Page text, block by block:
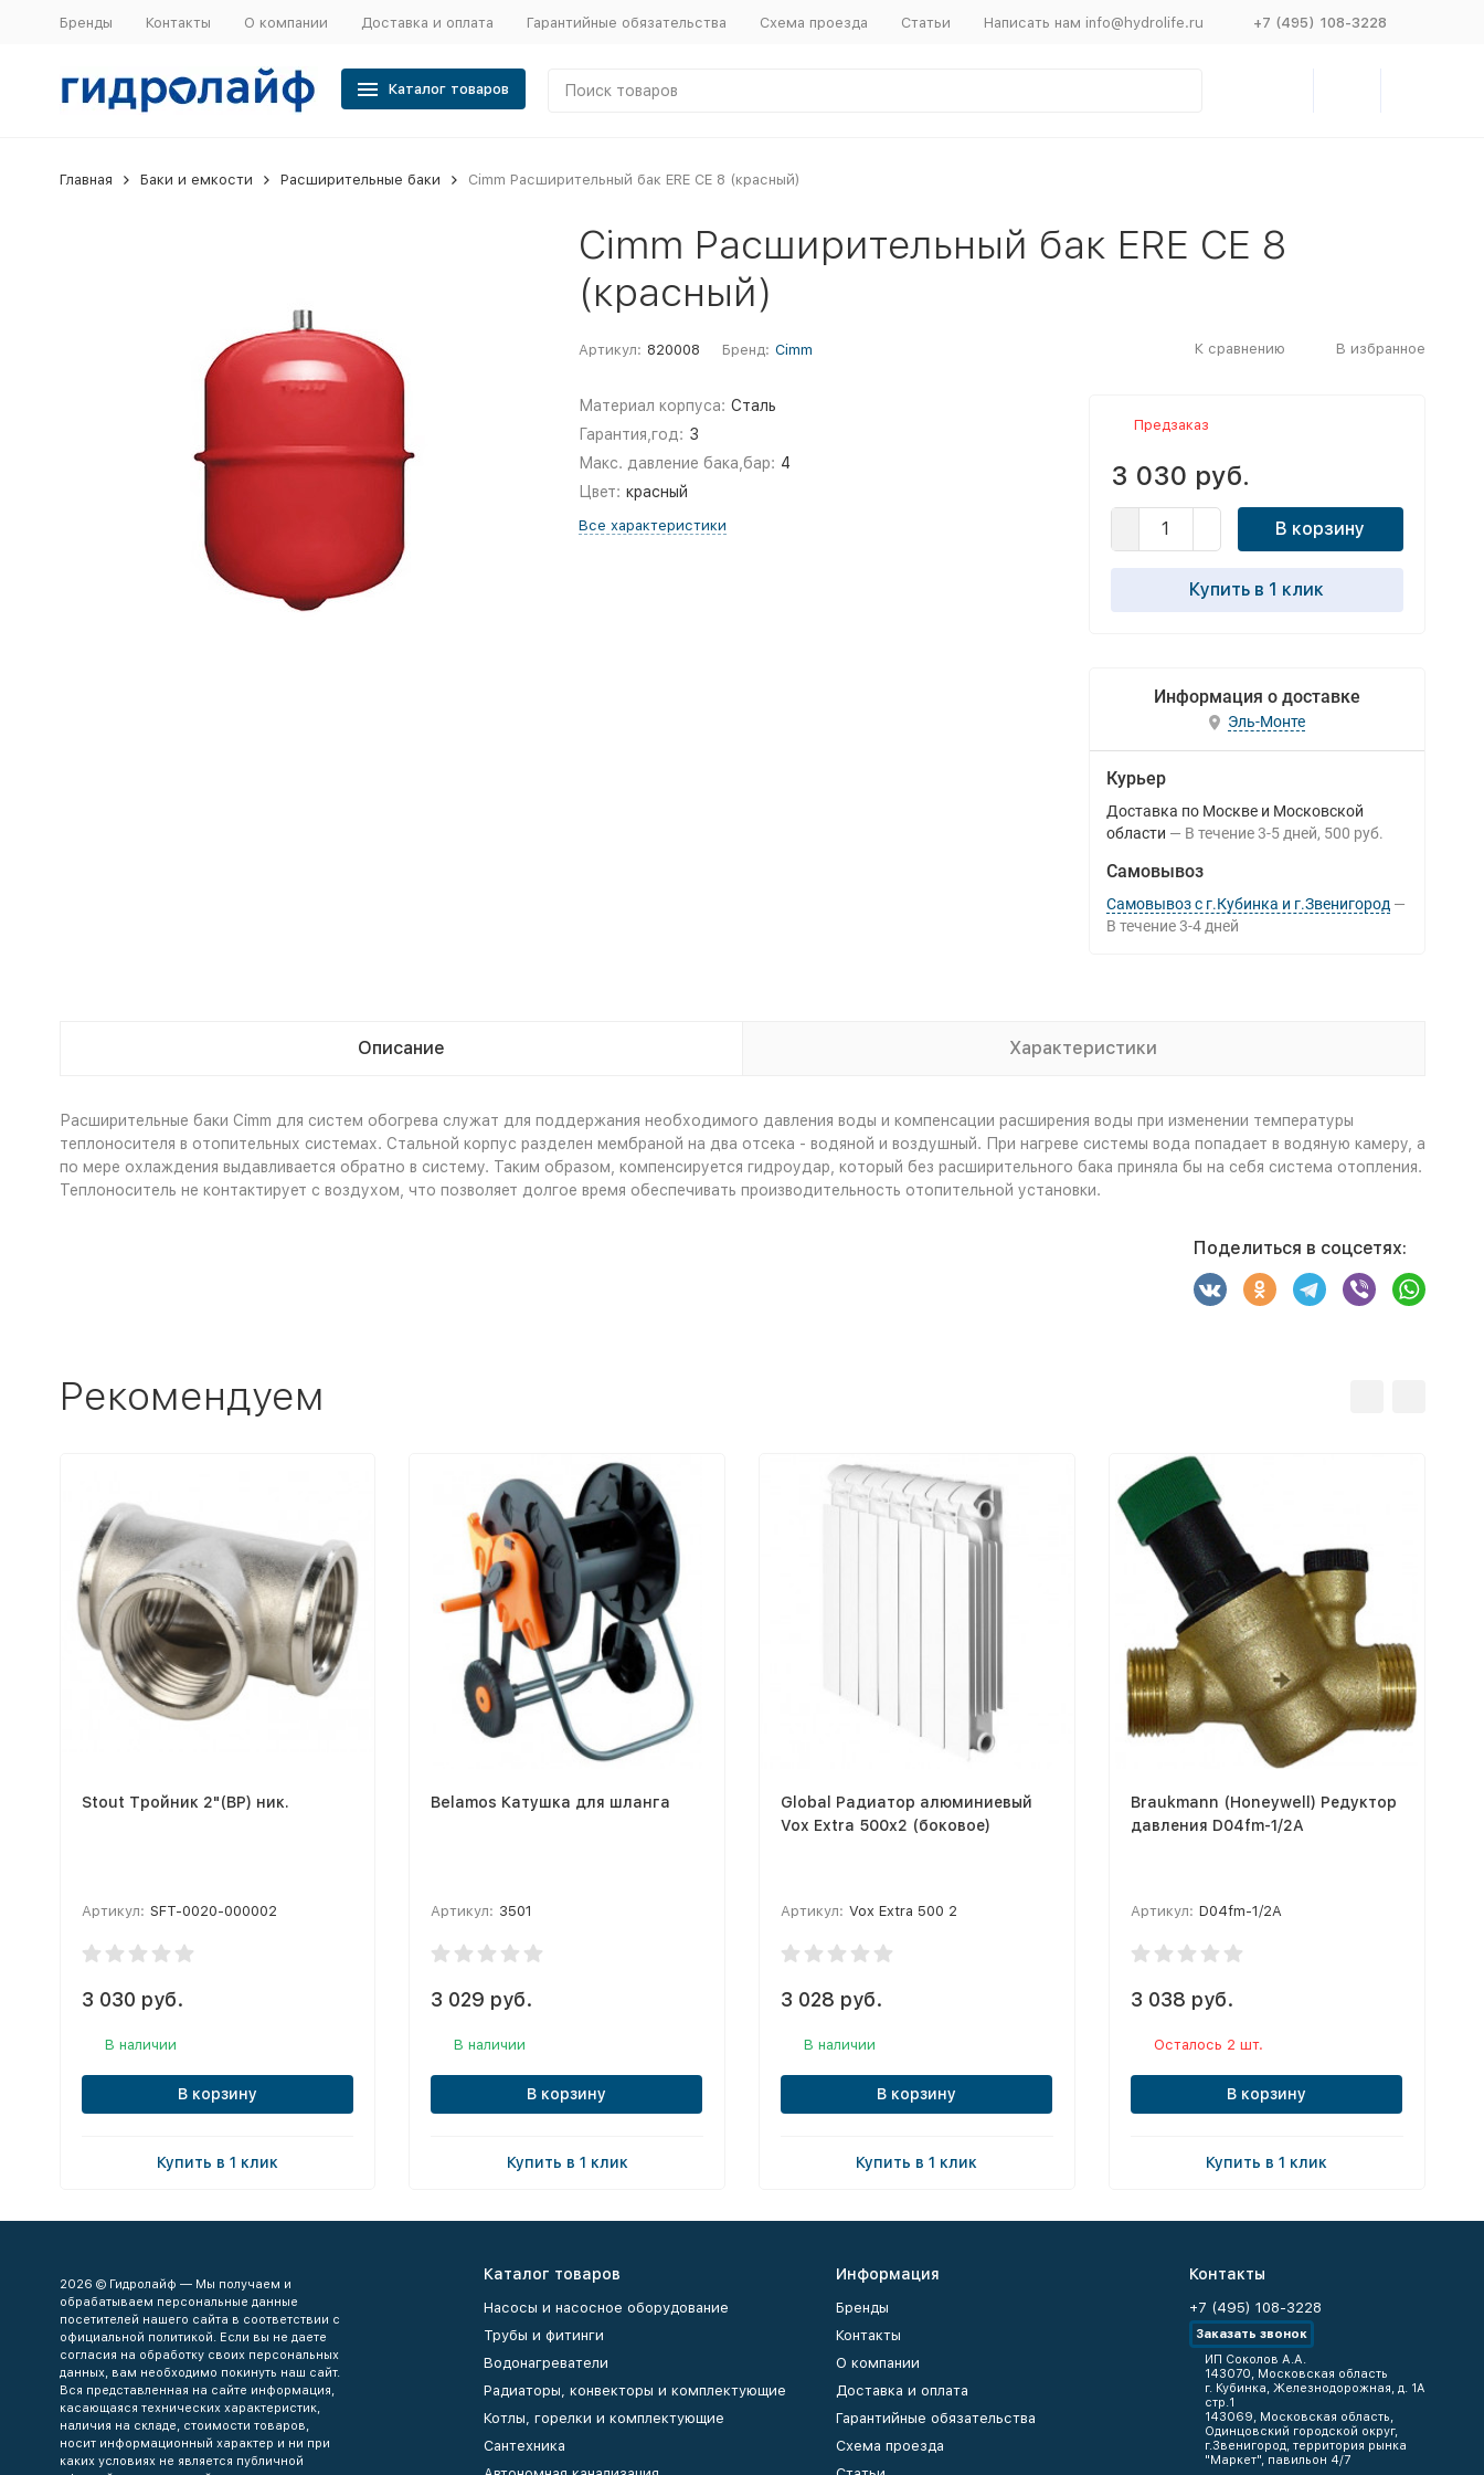
Бренды Контакты О компании Доставка и оплата Гарантийные обязательства Схема проезда Статьи Написать нам info@hydrolife.ru +7 (495) 108-3228
Каталог товаров
Главная Баки и емкости Расширительные баки Cimm Расширительный бак ERE CE 8 (красный)
Cimm Расширительный бак ERE CE 8
(красный)
Артикул: 820008 Бренд: Cimm К сравнению В избранное
Материал корпуса: Сталь
Гарантия,год: 3
Макс. давление бака,бар: 4
Цвет: красный
Все характеристики
Предзаказ
3 030 руб.
В корзину
Купить в 1 клик
Информация о доставке
Эль-Монте
Курьер
Доставка по Москве и Московской
области
В течение 3-5 дней 500 руб.
Самовывоз
Самовывоз с г.Кубинка и г.Звенигород
В течение 3-4 дней
Описание Характеристики
Расширительные баки Cimm для систем обогрева служат для поддержания необходимого давления воды и компенсации расширения воды при изменении температуры
теплоносителя в отопительных системах. Стальной корпус разделен мембраной на два отсека - водяной и воздушный. При нагреве системы вода попадает в водяную камеру, а
по мере охлаждения выдавливается обратно в систему. Таким образом, компенсируется гидроудар, который без расширительного бака приняла бы на себя система отопления.
Теплоноситель не контактирует с воздухом, что позволяет долгое время обеспечивать производительность отопительной установки.
Поделиться в соцсетях:
Рекомендуем
Stout Тройник 2"(ВР) ник.
Артикул: SFT-0020-000002
3 030 руб.
В наличии
В корзину
Купить в 1 клик
Belamos Катушка для шланга
Артикул: 3501
3 029 руб.
В наличии
В корзину
Купить в 1 клик
Global Радиатор алюминиевый
Vox Extra 500х2 (боковое)
Артикул: Vox Extra 500 2
3 028 руб.
В наличии
В корзину
Купить в 1 клик
Braukmann (Honeywell) Редуктор
давления D04fm-1/2A
Артикул: D04fm-1/2A
3 038 руб.
Осталось 2 шт.
В корзину
Купить в 1 клик
2026 © Гидролайф — Мы получаем и
обрабатываем персональные данные
посетителей нашего сайта в соответствии с
официальной политикой. Если вы не даете
согласия на обработку своих персональных
данных, вам необходимо покинуть наш сайт.
Вся представленная на сайте информация,
касающаяся технических характеристик,
наличия на складе, стоимости товаров,
носит информационный характер и ни при
каких условиях не является публичной
Каталог товаров
Насосы и насосное оборудование
Трубы и фитинги
Водонагреватели
Радиаторы, конвекторы и комплектующие
Котлы, горелки и комплектующие
Сантехника
Информация
Бренды
Контакты
О компании
Доставка и оплата
Гарантийные обязательства
Схема проезда
Контакты
+7 (495) 108-3228
Заказать звонок
ИП Соколов А.А.
143070, Московская область
г. Кубинка, Железнодорожная, д. 1А
стр.1
143069, Московская область,
Одинцовский городской округ,
г.Звенигород, территория рынка
"Маркет", павильон 4/7